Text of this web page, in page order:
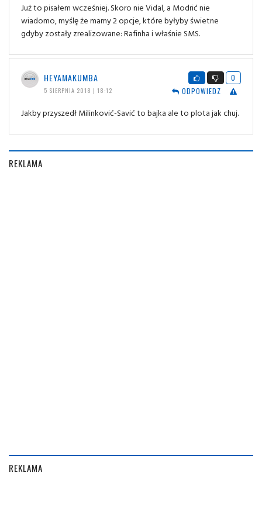
Już to pisałem wcześniej. Skoro nie Vidal, a Modrić nie
wiadomo, myślę że mamy 2 opcje, które byłyby świetne
gdyby zostały zrealizowane: Rafinha i właśnie SMS.
HEYAMAKUMBA
5 SIERPNIA 2018 | 18:12
0
ODPOWIEDZ
Jakby przyszedł Milinković-Savić to bajka ale to plota jak chuj.
REKLAMA
REKLAMA